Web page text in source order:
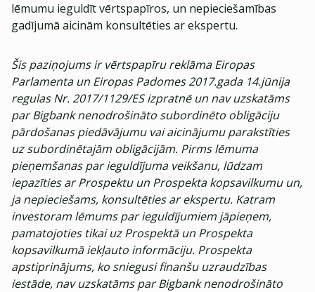
lēmumu ieguldīt vērtspapīros, un nepieciešamības
gadījumā aicinām konsultēties ar ekspertu.
Šis paziņojums ir vērtspapīru reklāma Eiropas
Parlamenta un Eiropas Padomes 2017.gada 14.jūnija
regulas Nr. 2017/1129/ES izpratnē un nav uzskatāms
par Bigbank nenodrošināto subordinēto obligāciju
pārdošanas piedāvājumu vai aicinājumu parakstīties
uz subordinētajām obligācijām. Pirms lēmuma
pieņemšanas par ieguldījuma veikšanu, lūdzam
iepazīties ar Prospektu un Prospekta kopsavilkumu un,
ja nepieciešams, konsultēties ar ekspertu. Katram
investoram lēmums par ieguldījumiem jāpieņem,
pamatojoties tikai uz Prospektā un Prospekta
kopsavilkumā iekļauto informāciju. Prospekta
apstiprinājums, ko sniegusi finanšu uzraudzības
iestāde, nav uzskatāms par Bigbank nenodrošināto